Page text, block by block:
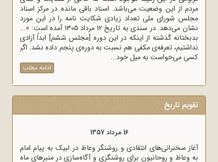
مردم از این وضعیت می‌باشد. اسناد باقی مانده در مرکز اسناد
مجلس شورای ملی تعداد زیادی شکایت نامه را در این مورد
نشان می‌دهد. در سندی به تاریخ 12 مرداد 1305 آمده است: «...
بدبختانه گذشته از اینکه در این دوره [مجلس ششم] ابداً آزادی
نداشتیم، تعرفه‌ی مکفی هم نسبت به دوره‌ی پنجم داده نشد. اگر
کسی می‌خواست به میل خود...
ادامه مطلب
تقویم تاریخ
16 مرداد 1357
آغاز سخنرانی‌های انتقادی و روشنگر وعاظ در لبیک به پیام امام
به وعاظ و روحانیون برای روشنگری و آگاه‌سازی در منبرهای ماه